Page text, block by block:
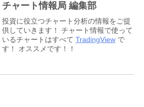
チャート情報局 編集部
投資に役立つチャート分析の情報をご提
供していきます！ チャート情報で使って
いるチャートはすべて TradingView で
す！ オススメです！！